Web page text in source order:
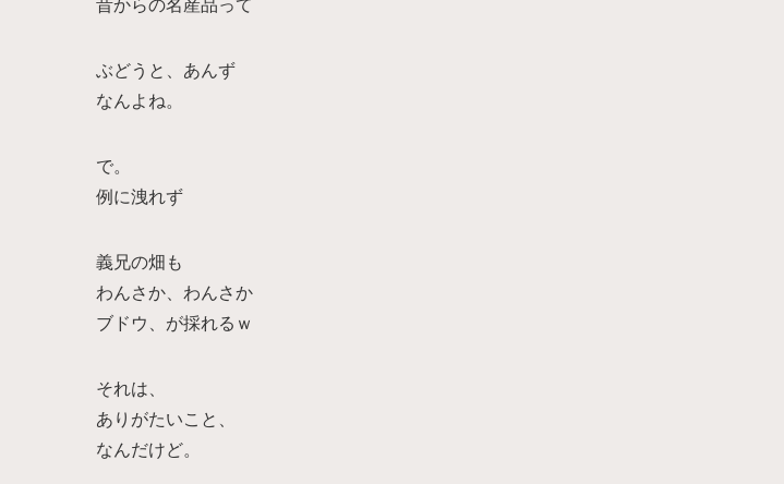
ぶどうと、あんず
なんよね。
で。
例に洩れず
義兄の畑も
わんさか、わんさか
ブドウ、が採れるｗ
それは、
ありがたいこと、
なんだけど。